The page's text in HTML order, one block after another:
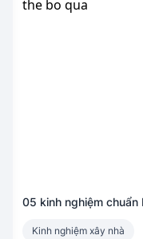
05 kinh nghiệm
Kinh nghiệm xây nhà